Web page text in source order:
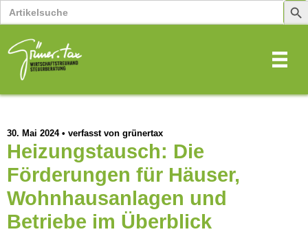
Search
for:
30. Mai 2024• verfasst von grünertax
Heizungstausch: Die
Förderungen für Häuser,
Wohnhausanlagen und
Betriebe im Überblick